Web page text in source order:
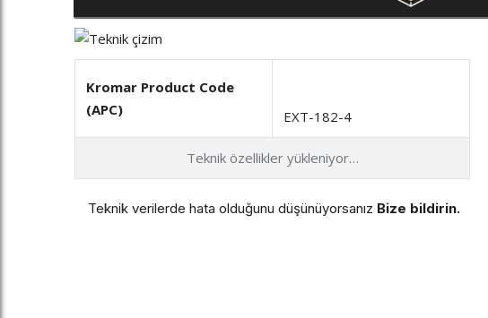
Kromar Product Code
(APC)
EXT-182-4
Teknik özellikler yükleniyor…
Teknik verilerde hata olduğunu düşünüyorsanız Bize bildirin.